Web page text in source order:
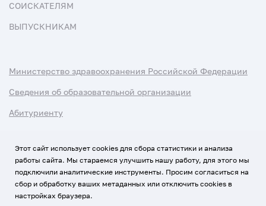
СОИСКАТЕЛЯМ
ВЫПУСКНИКАМ
Министерство здравоохранения Российской Федерации
Сведения об образовательной организации
Абитуриенту
Использование Cookies
Политика обработки персональных данных
Этот сайт использует cookies для сбора статистики и анализа
работы сайта. Мы стараемся улучшить нашу работу, для этого мы
подключили аналитические инструменты. Просим согласиться на
сбор и обработку ваших метаданных или отключить cookies в
настройках браузера.